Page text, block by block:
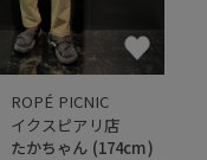
ROPÉ PICNIC
イクスピアリ店
たかちゃん (174cm)